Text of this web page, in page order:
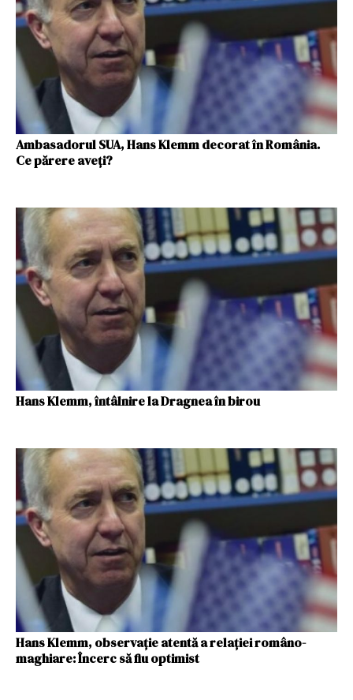
Ambasadorul SUA, Hans Klemm decorat în România.
Ce părere aveți?
Hans Klemm, întâlnire la Dragnea în birou
Hans Klemm, observație atentă a relației româno-
maghiare: Încerc să fiu optimist